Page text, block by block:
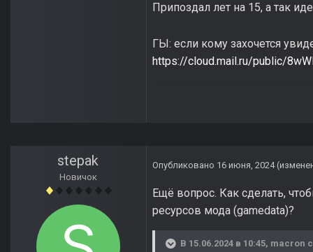
Припоздал лет на 15, а так
ГЫ: если кому захочется
https://cloud.mail.ru/public/
stepak
Новичок
Опубликовано 16 июня, 2024
Ещё вопрос. Как сделать,
ресурсов мода (gamedata)?
В 15.06.2024 в 10:45, macron